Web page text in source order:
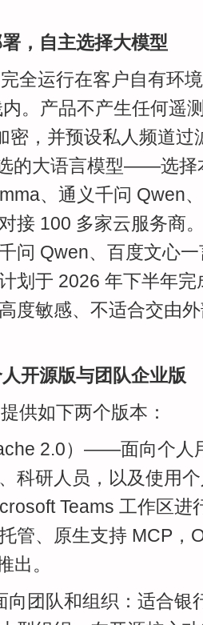
，自主选择大模型
全运行在客户自有环
内。产品不产生任何遥
密，并预设私人频道过
的大语言模型——选择
、通义千问 Qwen
接 100 多家云服务商
问 Qwen、百度文心
划于 2026 年下半年
度敏感、不适合交由
开源版与团队企业版
供如下两个版本：
2.0）——面向个人
科研人员，以及使用
Teams 工作区进
管、原生支持 MCP，
出。
团队和组织：适合银